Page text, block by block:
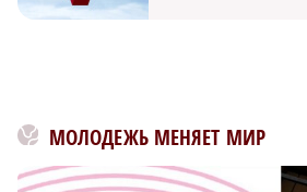
МОЛОДЕЖЬ МЕНЯЕТ МИР